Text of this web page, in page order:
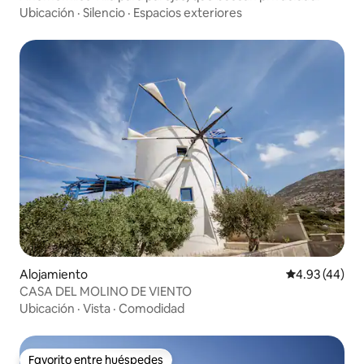
Ubicación · Silencio · Espacios exteriores
Alojamiento Calificación
4.93 (44)
CASA DEL MOLINO DE VIENTO
Ubicación · Vista · Comodidad
Favorito entre huéspedes